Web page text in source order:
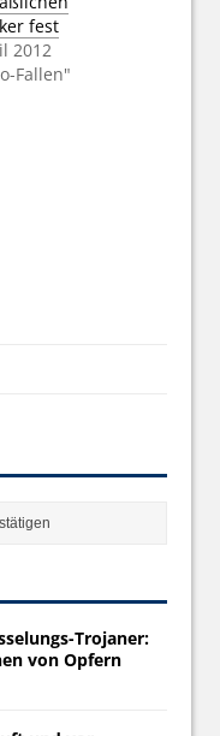
fest
2012
Fallen"
Trojaner:
von Opfern